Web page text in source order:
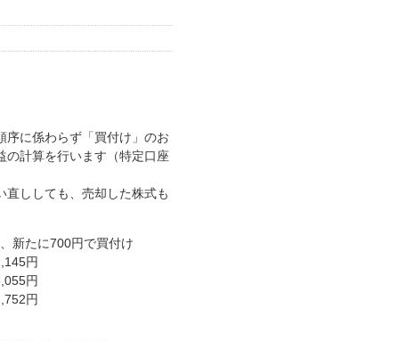
序に係わらず「買付け」のお
の計算を行います（特定口座
直ししても、売却した株式も
新たに700円で買付け
円
円
円